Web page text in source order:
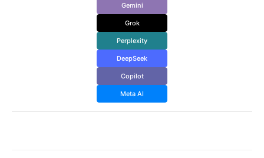
Gemini
Grok
Perplexity
DeepSeek
Copilot
Meta AI